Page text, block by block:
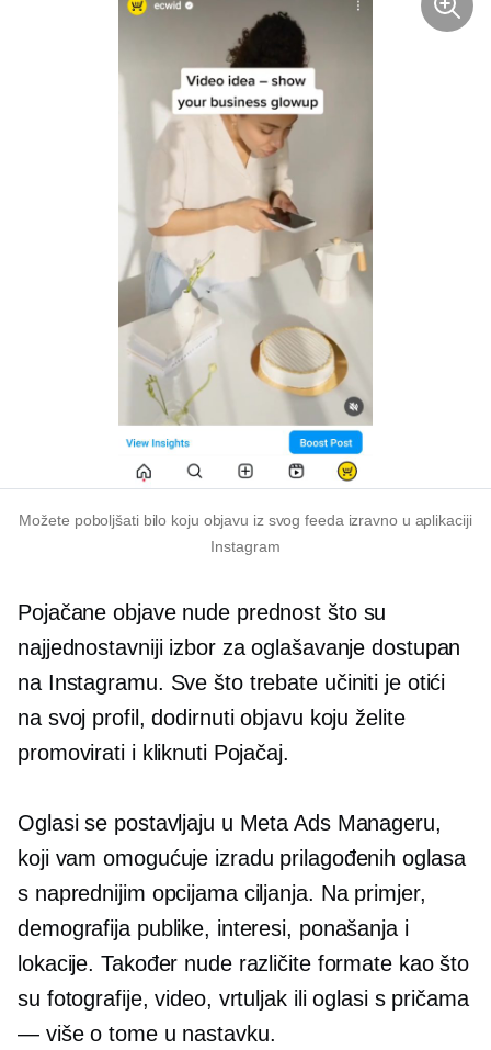
Možete poboljšati bilo koju objavu iz svog feeda izravno u aplikaciji
Instagram
Pojačane objave nude prednost što su
najjednostavniji izbor za oglašavanje dostupan
na Instagramu. Sve što trebate učiniti je otići
na svoj profil, dodirnuti objavu koju želite
promovirati i kliknuti Pojačaj.
Oglasi se postavljaju u Meta Ads Manageru,
koji vam omogućuje izradu prilagođenih oglasa
s naprednijim opcijama ciljanja. Na primjer,
demografija publike, interesi, ponašanja i
lokacije. Također nude različite formate kao što
su fotografije, video, vrtuljak ili oglasi s pričama
— više o tome u nastavku.